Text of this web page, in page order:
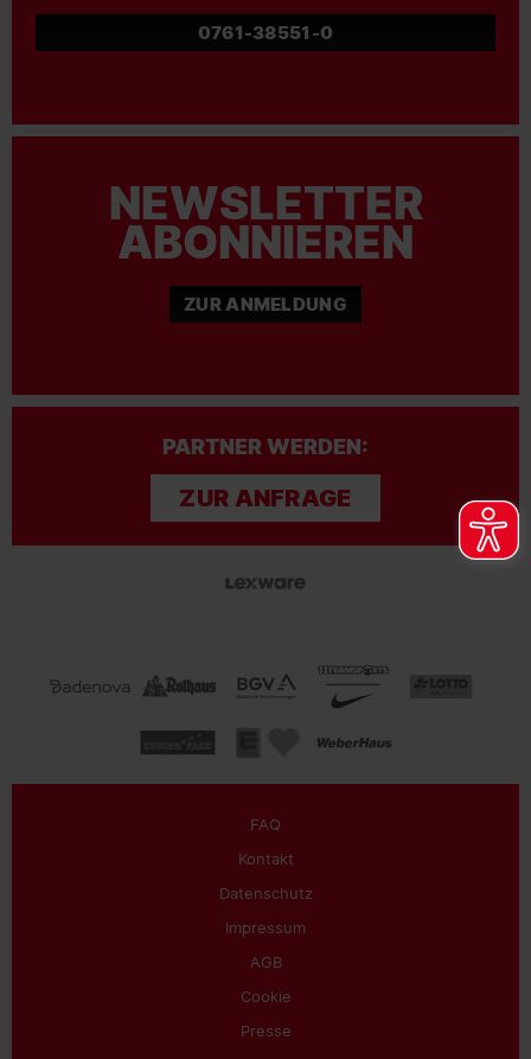
0761-38551-0
NEWSLETTER
ABONNIEREN
ZUR ANMELDUNG
PARTNER WERDEN:
ZUR ANFRAGE
FAQ
Kontakt
Datenschutz
Impressum
AGB
Cookie
Presse